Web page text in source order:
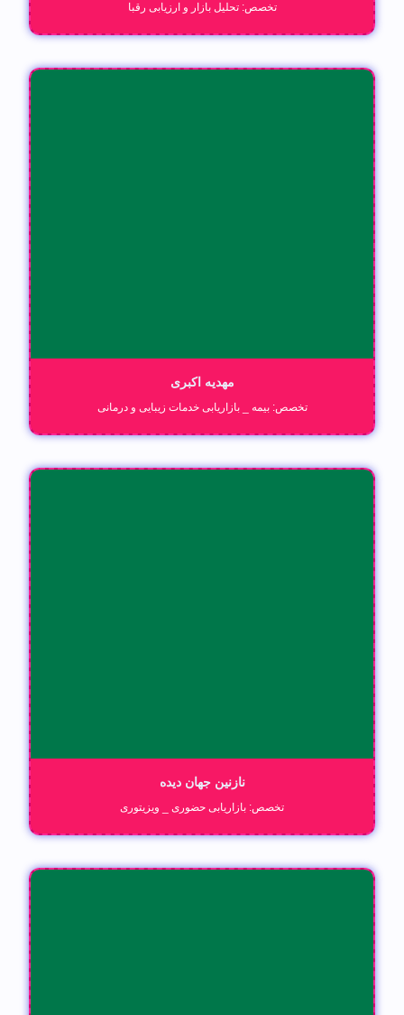
تخصص: تحلیل بازار و ارزیابی رقبا
مهدیه اکبری
تخصص: بیمه _ بازاریابی خدمات زیبایی و درمانی
نازنین جهان دیده
تخصص: بازاریابی حضوری _ ویزیتوری